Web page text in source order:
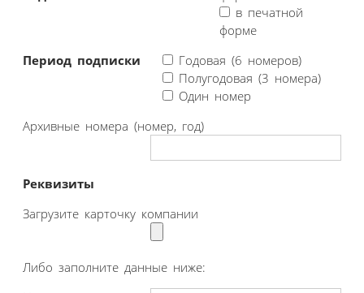
в печатной
форме
Период подписки
Годовая (6 номеров)
Полугодовая (3 номера)
Один номер
Архивные номера (номер, год)
Реквизиты
Загрузите карточку компании
Либо заполните данные ниже: